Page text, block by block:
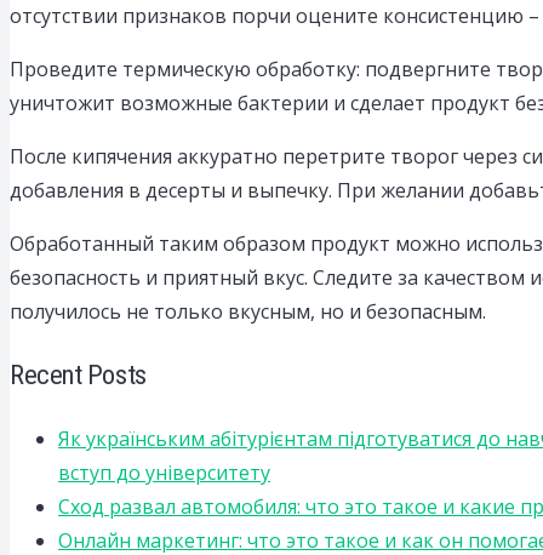
отсутствии признаков порчи оцените консистенцию
Проведите термическую обработку: подвергните
уничтожит возможные бактерии и сделает продукт
После кипячения аккуратно перетрите творог через
добавления в десерты и выпечку. При желании
Обработанный таким образом продукт можно
безопасность и приятный вкус. Следите за
получилось не только вкусным, но и безопасным.
Recent Posts
Як українським абітурієнтам підготуватися до
вступ до університету
Сход развал автомобиля: что это такое и какие
Онлайн маркетинг: что это такое и как он